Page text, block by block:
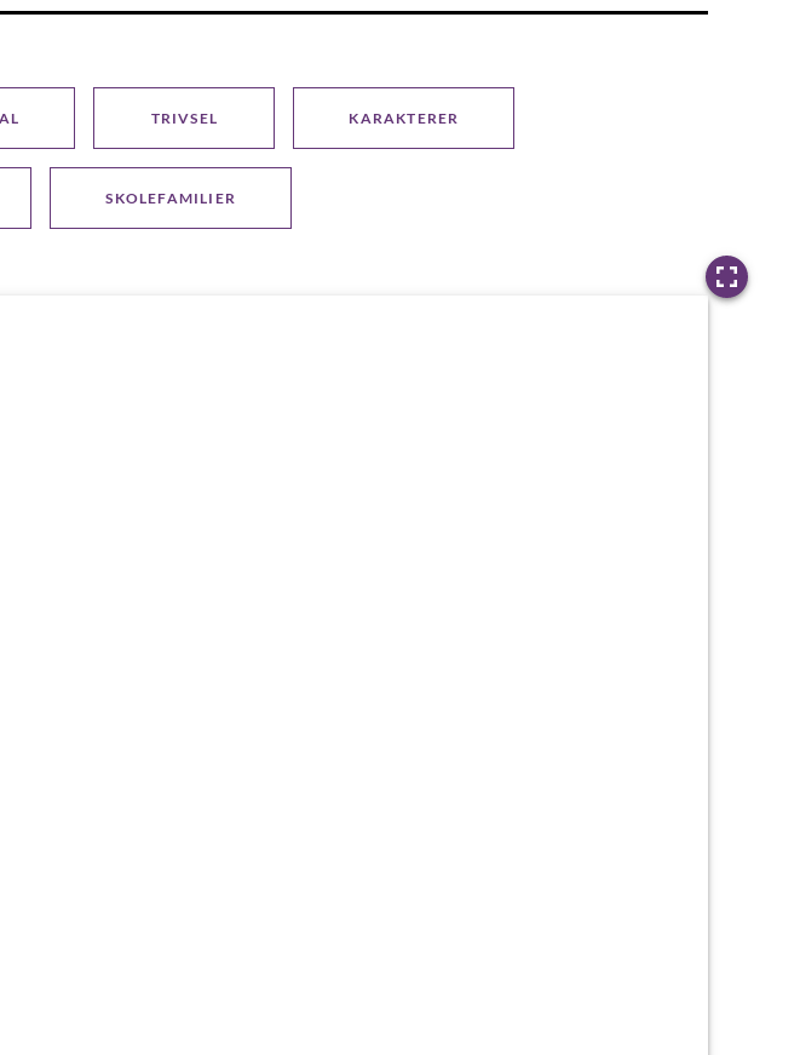
TRIVSEL KARAKTERER
SKOLEFAMILIER